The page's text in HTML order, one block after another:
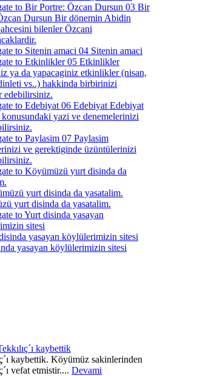
03 Bir
Dursun Bir dönemin Abidin
bilenler Özcani
04 Sitenin amaci
05 Etkinlikler
ya da yapacaginiz etkinlikler (nisan,
vs..) hakkinda birbirinizi
edebilirsiniz.
06 Edebiyat Edebiyat
konusundaki yazi ve denemelerinizi
07 Paylasim
ve gerektiginde üzüntülerinizi
yurt disinda da yasatalim.
yurt disinda da yasatalim.
yasayan köylülerimizin sitesi
yasayan köylülerimizin sitesi
kaybettik
kaybettik. Köyümüz sakinlerinden
vefat etmistir.... Devami